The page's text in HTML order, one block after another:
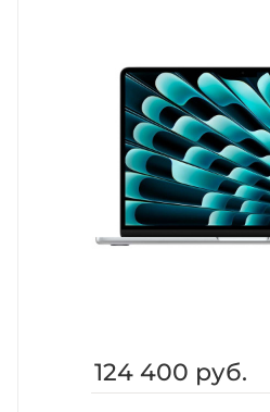
124 400 руб.